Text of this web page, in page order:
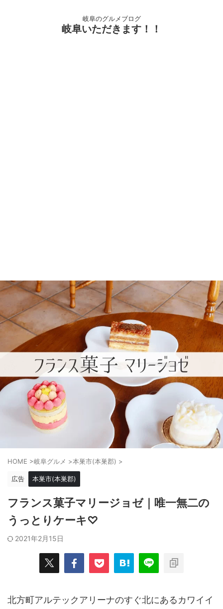
岐阜のグルメブログ
岐阜いただきます！！
HOME >岐阜グルメ >本巣市(本巣郡) >
広告 本巣市(本巣郡)
フランス菓子マリージョゼ｜唯一無二の
うっとりケーキ♡
2021年2月15日
北方町アルテックアリーナのすぐ北にあるカワイイ